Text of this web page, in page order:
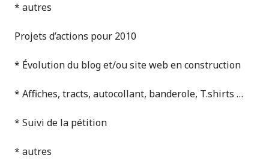
* autres
Projets d’actions pour 2010
* Évolution du blog et/ou site web en construction
* Affiches, tracts, autocollant, banderole, T.shirts …
* Suivi de la pétition
* autres